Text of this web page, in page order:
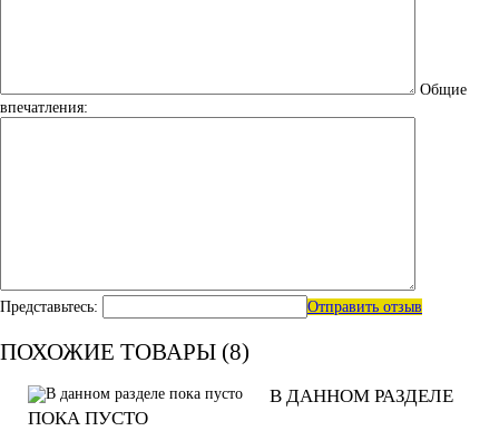
Общие
впечатления:
Представьтесь: Отправить отзыв
ПОХОЖИЕ ТОВАРЫ (8)
В ДАННОМ РАЗДЕЛЕ
ПОКА ПУСТО